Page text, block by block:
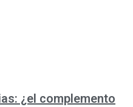
¿el complemento